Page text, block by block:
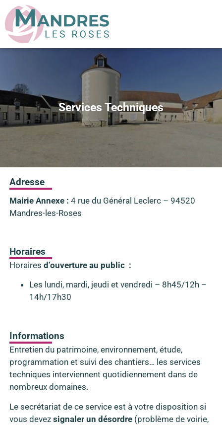
Services Techniques
Adresse
Mairie Annexe : 4 rue du Général Leclerc – 94520
Mandres-les-Roses
Horaires
Horaires d’ouverture au public :
Les lundi, mardi, jeudi et vendredi – 8h45/12h –
14h/17h30
Informations
Entretien du patrimoine, environnement, étude,
programmation et suivi des chantiers… les services
techniques interviennent quotidiennement dans de
nombreux domaines.
Le secrétariat de ce service est à votre disposition si
vous devez signaler un désordre(problème de voirie,